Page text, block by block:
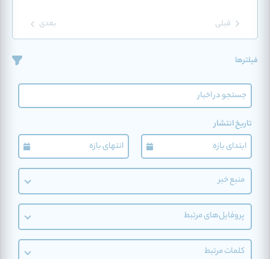
قبلی بعدی
فیلترها
تاریخ انتشار
منبع خبر
پروفایل‌های مرتبط
کلمات مرتبط